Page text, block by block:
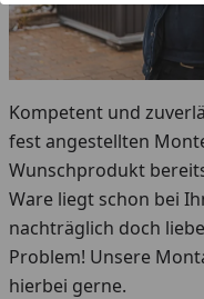
Kompetent und
fest angestellten
Wunschprodukt
Ware liegt schon bei
nachträglich doch
Problem! Unsere
hierbei gerne.